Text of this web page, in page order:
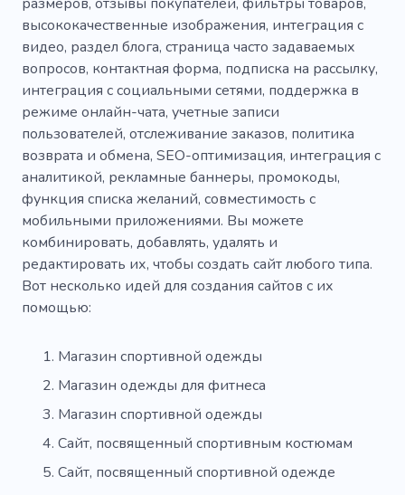
Обучение дома
Потеря веса
высококачественные изображения, интеграция с
видео, раздел блога, страница часто задаваемых
вопросов, контактная форма, подписка на рассылку,
интеграция с социальными сетями, поддержка в
режиме онлайн-чата, учетные записи
пользователей, отслеживание заказов, политика
возврата и обмена, SEO-оптимизация, интеграция с
аналитикой, рекламные баннеры, промокоды,
функция списка желаний, совместимость с
мобильными приложениями. Вы можете
комбинировать, добавлять, удалять и
редактировать их, чтобы создать сайт любого типа.
Вот несколько идей для создания сайтов с их
помощью:
Магазин спортивной одежды
Магазин одежды для фитнеса
Магазин спортивной одежды
Сайт, посвященный спортивным костюмам
Сайт, посвященный спортивной одежде